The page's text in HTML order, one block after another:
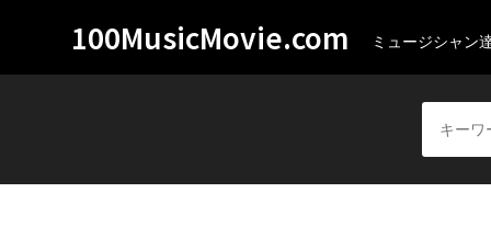
100MusicMovie.com ミュージシャン